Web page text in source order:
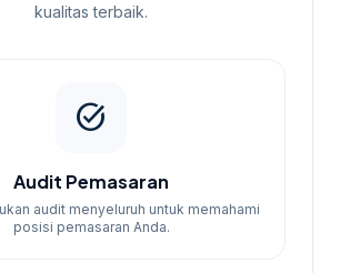
kualitas terbaik.
task_alt
Audit Pemasaran
audit menyeluruh untuk memahami
posisi pemasaran Anda.